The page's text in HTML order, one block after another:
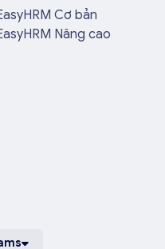
Cơ bản
Nâng cao